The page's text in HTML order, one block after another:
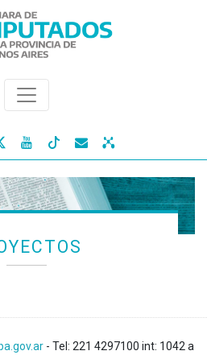
  
- Tel: 221 4297100 int: 1042 a